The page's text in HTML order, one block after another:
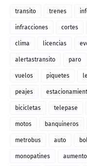
transito trenes
infracciones cortes
clima licencias
alertastransito paro
vuelos piquetes
peajes
bicicletas telepase
motos banquineros
metrobus auto
monopatines aumento